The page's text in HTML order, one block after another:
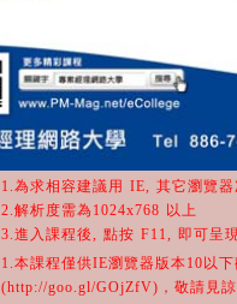
1.為求相容建議用 IE, 其它瀏覽器
2.解析度需為1024x768 以上
3.進入課程後, 點按 F11, 即可呈
1.本課程僅供IE瀏覽器版本10以
(http://goo.gl/GOjZfV)，敬請見